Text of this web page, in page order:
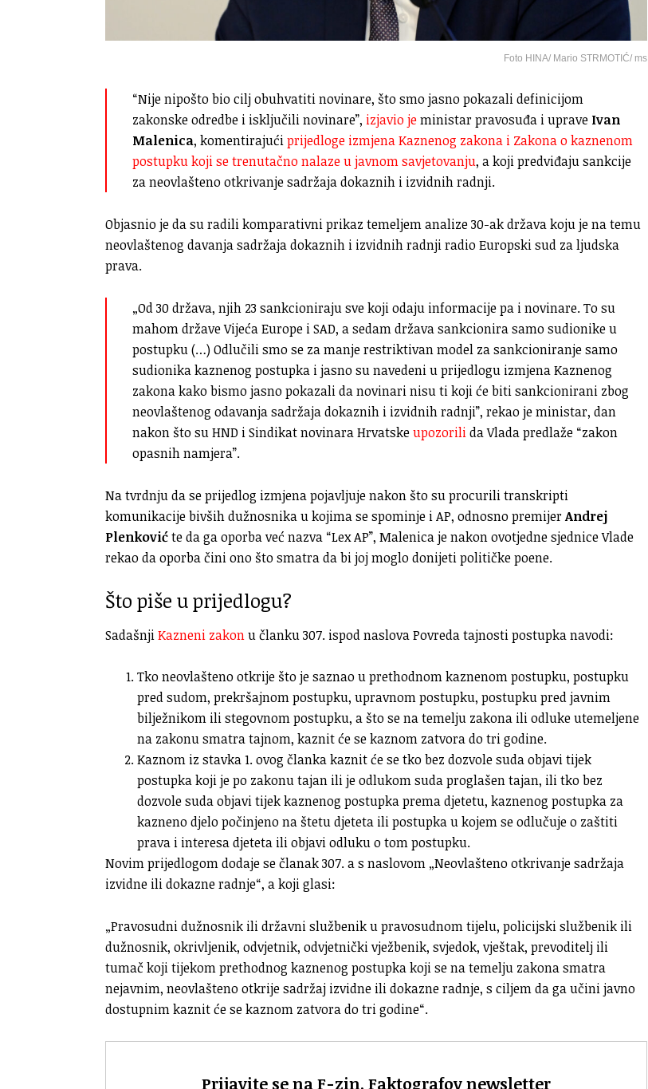
Foto HINA/ Mario STRMOTIĆ/ ms
“Nije nipošto bio cilj obuhvatiti novinare, što smo jasno pokazali definicijom
zakonske odredbe i isključili novinare”, izjavio jeministar pravosuđa i uprave Ivan
Malenica, komentirajućiprijedloge izmjena Kaznenog zakona i Zakona o kaznenom
postupku koji se trenutačno nalaze u javnom savjetovanju, a koji predviđaju sankcije
za neovlašteno otkrivanje sadržaja dokaznih i izvidnih radnji.
Objasnio je da su radili komparativni prikaz temeljem analize 30-ak država koju je na temu
neovlaštenog davanja sadržaja dokaznih i izvidnih radnji radio Europski sud za ljudska
prava.
„Od 30 država, njih 23 sankcioniraju sve koji odaju informacije pa i novinare. To su
mahom države Vijeća Europe i SAD, a sedam država sankcionira samo sudionike u
postupku (…) Odlučili smo se za manje restriktivan model za sankcioniranje samo
sudionika kaznenog postupka i jasno su navedeni u prijedlogu izmjena Kaznenog
zakona kako bismo jasno pokazali da novinari nisu ti koji će biti sankcionirani zbog
neovlaštenog odavanja sadržaja dokaznih i izvidnih radnji”, rekao je ministar, dan
nakon što su HND i Sindikat novinara Hrvatskeupozorilida Vlada predlaže “zakon
opasnih namjera”.
Na tvrdnju da se prijedlog izmjena pojavljuje nakon što su procurili transkripti
komunikacije bivših dužnosnika u kojima se spominje i AP, odnosno premijerAndrej
Plenkovićte da ga oporba već nazva “Lex AP”, Malenica je nakon ovotjedne sjednice Vlade
rekao da oporba čini ono što smatra da bi joj moglo donijeti političke poene.
Što piše u prijedlogu?
SadašnjiKazneni zakonu članku 307. ispod naslova Povreda tajnosti postupka navodi:
Tko neovlašteno otkrije što je saznao u prethodnom kaznenom postupku, postupku
pred sudom, prekršajnom postupku, upravnom postupku, postupku pred javnim
bilježnikom ili stegovnom postupku, a što se na temelju zakona ili odluke utemeljene
na zakonu smatra tajnom, kaznit će se kaznom zatvora do tri godine.
Kaznom iz stavka 1. ovog članka kaznit će se tko bez dozvole suda objavi tijek
postupka koji je po zakonu tajan ili je odlukom suda proglašen tajan, ili tko bez
dozvole suda objavi tijek kaznenog postupka prema djetetu, kaznenog postupka za
kazneno djelo počinjeno na štetu djeteta ili postupka u kojem se odlučuje o zaštiti
prava i interesa djeteta ili objavi odluku o tom postupku.
Novim prijedlogom dodaje se članak 307. a s naslovom „Neovlašteno otkrivanje sadržaja
izvidne ili dokazne radnje“, a koji glasi:
„Pravosudni dužnosnik ili državni službenik u pravosudnom tijelu, policijski službenik ili
dužnosnik, okrivljenik, odvjetnik, odvjetnički vježbenik, svjedok, vještak, prevoditelj ili
tumač koji tijekom prethodnog kaznenog postupka koji se na temelju zakona smatra
nejavnim, neovlašteno otkrije sadržaj izvidne ili dokazne radnje, s ciljem da ga učini javno
dostupnim kaznit će se kaznom zatvora do tri godine“.
Prijavite se na F-zin, Faktografov newsletter